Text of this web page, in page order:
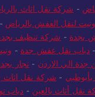
- شركة نقل اثاث
ونيت لنقل العفش بالرياض
بجدة - شركة تنظيف
- دباب نقل عفش جدة -
الي الاردن - نجار
- شركة نقل اثاث
نقل أثاث بالعين - دباب